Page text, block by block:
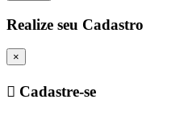
Realize seu Cadastro
×
Cadastre-se